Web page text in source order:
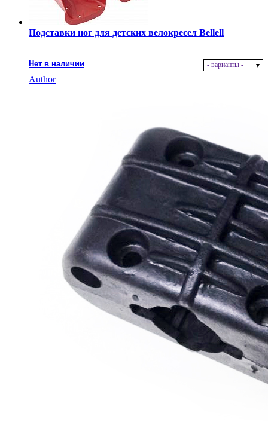
Подставки ног для детских велокресел Bellell
Нет в наличии - варианты -
Author